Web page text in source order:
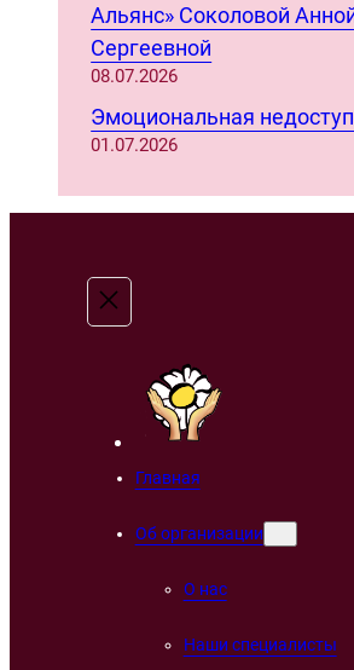
Альянс» Соколовой
Сергеевной
08.07.2026
Эмоциональная
01.07.2026
Главная
Об организации
О нас
Наши специалисты